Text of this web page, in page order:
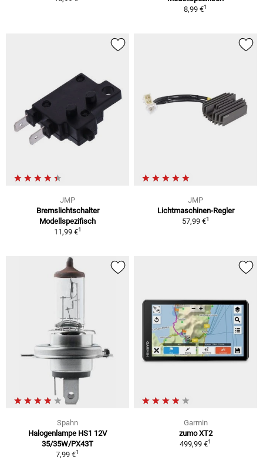
8,99 €1
JMP
Bremslichtschalter
Modellspezifisch
11,99 €1
JMP
Lichtmaschinen-Regler
57,99 €1
Spahn
Halogenlampe HS1 12V
35/35W/PX43T
7,99 €1
Garmin
zumo XT2
499,99 €1